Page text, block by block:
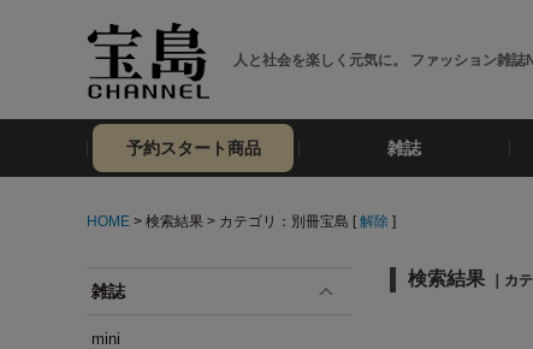
人と社会を楽しく元気に。 ファッション雑誌
予約スタート商品 雑誌
HOME > 検索結果 > カテゴリ：別冊宝島 [ 解除 ]
雑誌
mini
検索結果 ｜カ